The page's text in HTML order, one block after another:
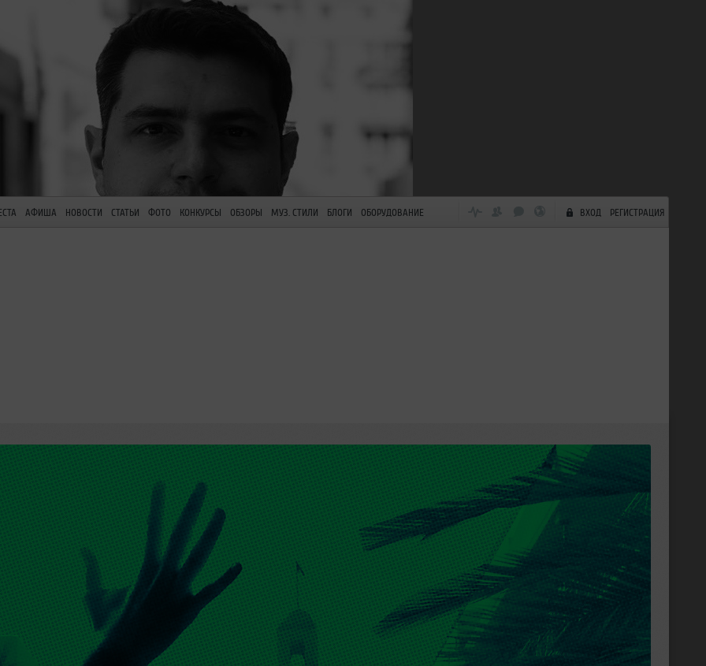
АФИША НОВОСТИ СТАТЬИ ФОТО КОНКУРСЫ ОБЗОРЫ МУЗ. СТИЛИ БЛОГИ ОБОРУДОВАНИЕ ВХОД РЕГИСТРАЦИЯ